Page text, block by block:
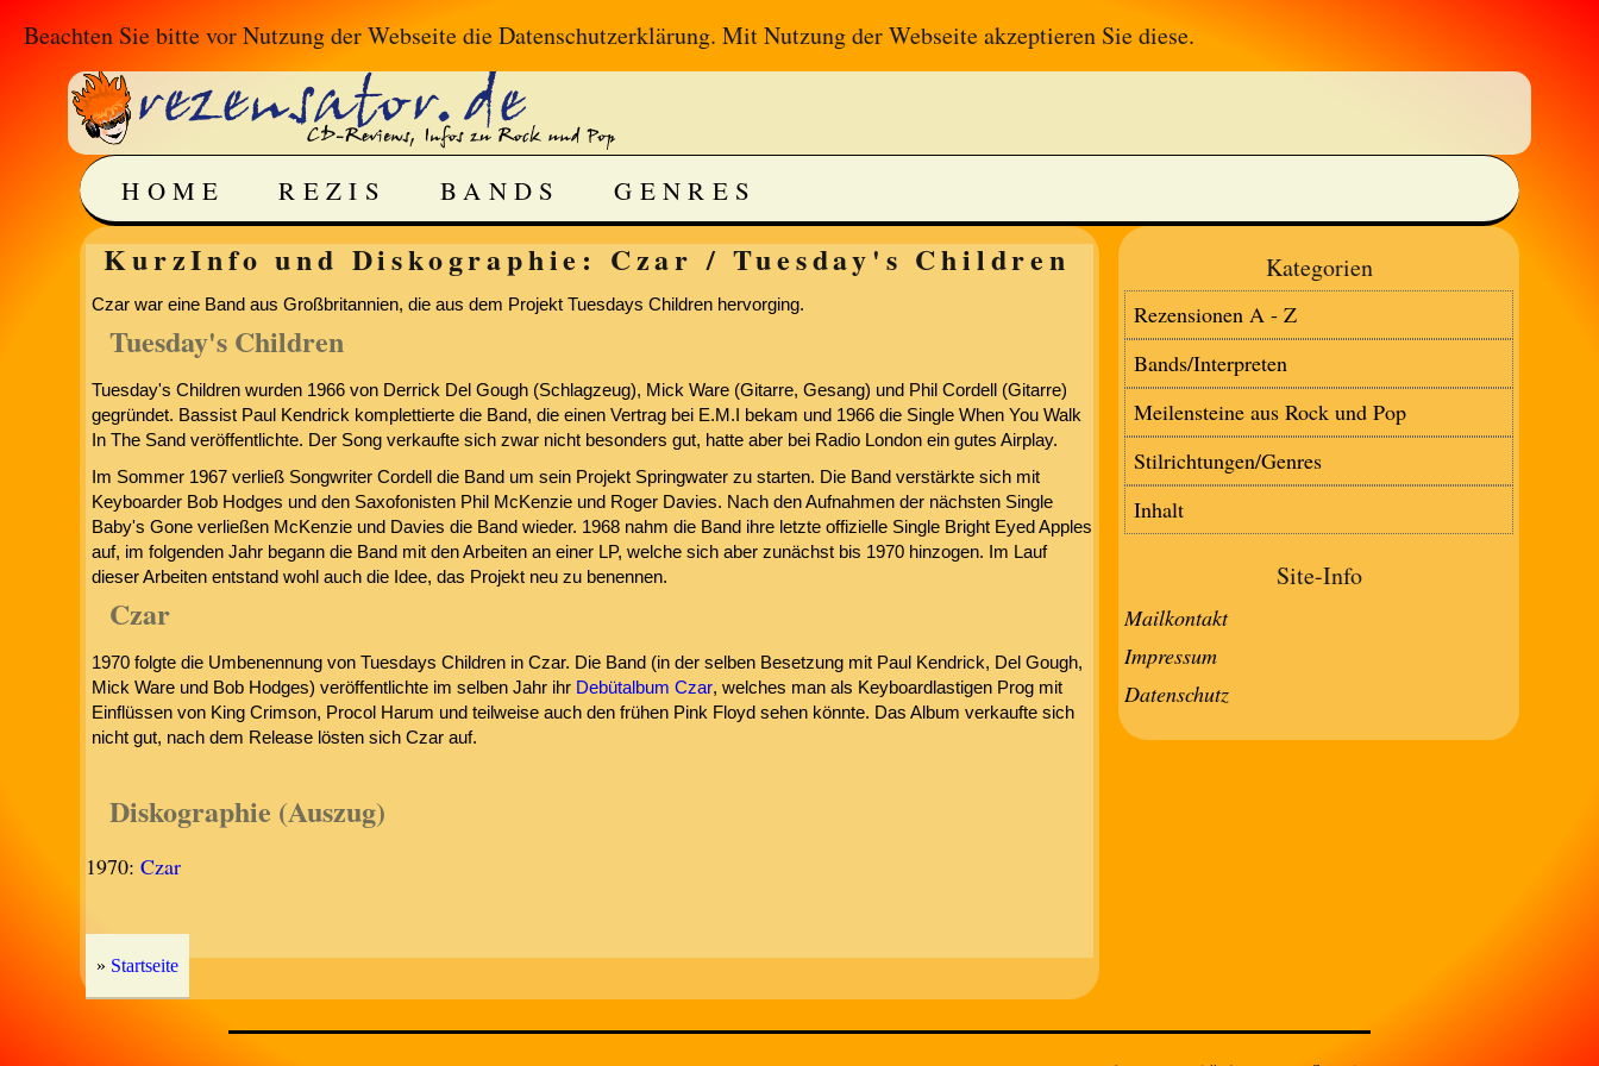
Beachten Sie bitte vor Nutzung der Webseite dieDatenschutzerklärung. Mit Nutzung der Webseite akzeptieren Sie diese.
HOME REZIS BANDS GENRES
KurzInfo und Diskographie: Czar / Tuesday's Children
Czar war eine Band aus Großbritannien, die aus dem Projekt Tuesdays Children hervorging.
Tuesday's Children
Tuesday's Children wurden 1966 von Derrick Del Gough (Schlagzeug), Mick Ware (Gitarre, Gesang) und Phil Cordell (Gitarre)
gegründet. Bassist Paul Kendrick komplettierte die Band, die einen Vertrag bei E.M.I bekam und 1966 die Single When You Walk
In The Sand veröffentlichte. Der Song verkaufte sich zwar nicht besonders gut, hatte aber bei Radio London ein gutes Airplay.
Im Sommer 1967 verließ Songwriter Cordell die Band um sein Projekt Springwater zu starten. Die Band verstärkte sich mit
Keyboarder Bob Hodges und den Saxofonisten Phil McKenzie und Roger Davies. Nach den Aufnahmen der nächsten Single
Baby's Gone verließen McKenzie und Davies die Band wieder. 1968 nahm die Band ihre letzte offizielle Single Bright Eyed Apples
auf, im folgenden Jahr begann die Band mit den Arbeiten an einer LP, welche sich aber zunächst bis 1970 hinzogen. Im Lauf
dieser Arbeiten entstand wohl auch die Idee, das Projekt neu zu benennen.
Czar
1970 folgte die Umbenennung von Tuesdays Children in Czar. Die Band (in der selben Besetzung mit Paul Kendrick, Del Gough,
Mick Ware und Bob Hodges) veröffentlichte im selben Jahr ihr Debütalbum Czar, welches man als Keyboardlastigen Prog mit
Einflüssen von King Crimson, Procol Harum und teilweise auch den frühen Pink Floyd sehen könnte. Das Album verkaufte sich
nicht gut, nach dem Release lösten sich Czar auf.
Diskographie (Auszug)
1970:Czar
» Startseite
Kategorien
Rezensionen A - Z
Bands/Interpreten
Meilensteine aus Rock und Pop
Stilrichtungen/Genres
Inhalt
Site-Info
Mailkontakt
Impressum
Datenschutz